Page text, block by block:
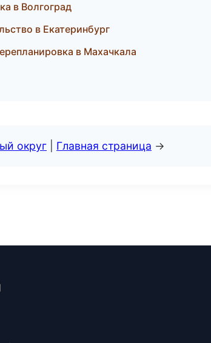
в Волгоград
в Екатеринбург
в Махачкала
округ Главная страница →